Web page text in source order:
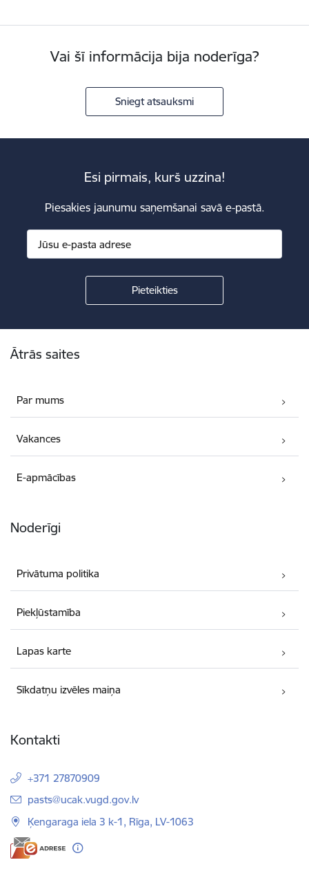
Vai šī informācija bija noderīga?
Sniegt atsauksmi
Esi pirmais, kurš uzzina!
Piesakies jaunumu saņemšanai savā e-pastā.
Ātrās saites
Par mums
Vakances
E-apmācības
Noderīgi
Privātuma politika
Piekļūstamība
Lapas karte
Sīkdatņu izvēles maiņa
Kontakti
+371 27870909
E-pasts:
pasts@ucak.vugd.gov.lv
Ķengaraga iela 3 k-1, Rīga, LV-1063